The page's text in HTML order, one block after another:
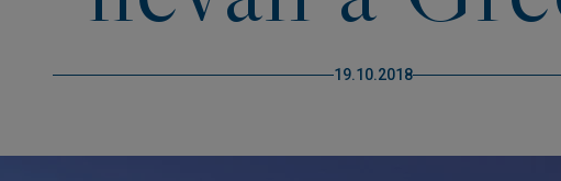
19.10.2018